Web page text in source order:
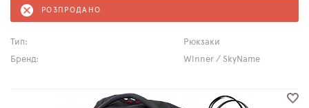
РОЗПРОДАНО
Тип:
Рюкзаки
Бренд:
Winner / SkyName